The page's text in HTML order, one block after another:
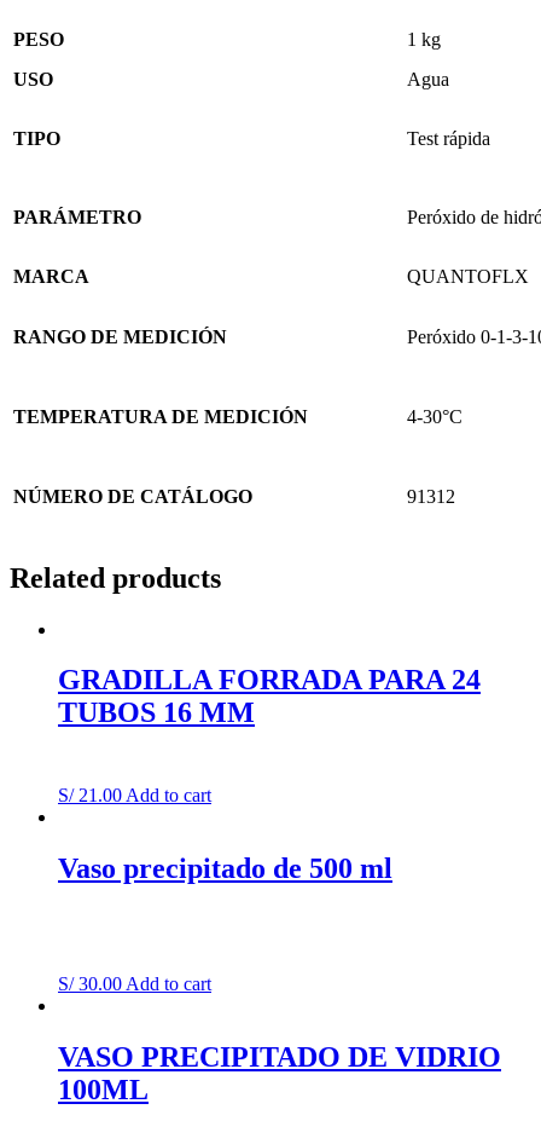
PESO
1 kg
USO
Agua
TIPO Test rápida
PARÁMETRO Peróxido de
MARCA QUANTOFLX
RANGO DE MEDICIÓN Peróxido 0-1-3-
TEMPERATURA DE MEDICIÓN 4-30°C
NÚMERO DE CATÁLOGO 91312
Related products
GRADILLA FORRADA PARA 24
TUBOS 16 MM
S/21.00 Add to cart
Vaso precipitado de 500 ml
S/30.00 Add to cart
VASO PRECIPITADO DE VIDRIO
100ML